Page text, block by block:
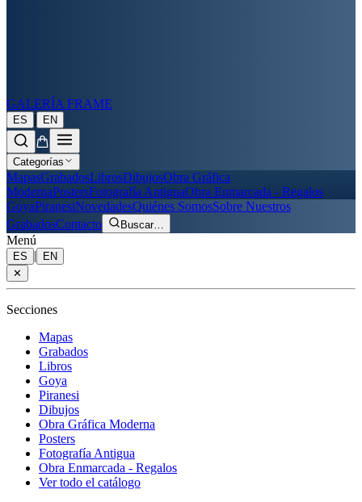
GALERÍA FRAME
ES | EN
Categorías
MapasGrabadosLibrosDibujosObra Gráfica
ModernaPostersFotografía AntiguaObra Enmarcada - Regalos
GoyaPiranesiNovedadesQuiénes SomosSobre Nuestros
GrabadosContacto Buscar…
Menú
ES |
EN
✕
Secciones
Mapas
Grabados
Libros
Goya
Piranesi
Dibujos
Obra Gráfica Moderna
Posters
Fotografía Antigua
Obra Enmarcada - Regalos
Ver todo el catálogo